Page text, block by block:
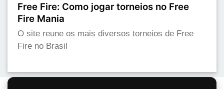
Free Fire: Como jogar torneios no Free
Fire Mania
O site reune os mais diversos torneios de Free
Fire no Brasil